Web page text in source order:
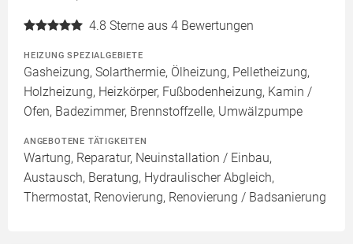
4.8 Sterne aus 4 Bewertungen
HEIZUNG SPEZIALGEBIETE
Gasheizung, Solarthermie, Ölheizung, Pelletheizung,
Holzheizung, Heizkörper, Fußbodenheizung, Kamin /
Ofen, Badezimmer, Brennstoffzelle, Umwälzpumpe
ANGEBOTENE TÄTIGKEITEN
Wartung, Reparatur, Neuinstallation / Einbau,
Austausch, Beratung, Hydraulischer Abgleich,
Thermostat, Renovierung, Renovierung / Badsanierung